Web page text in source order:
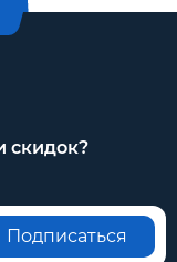
скидок?
Подписаться